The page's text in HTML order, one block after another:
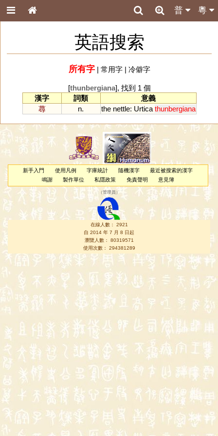
粵
普
英語搜索
所有字| 常用字| 冷僻字
[thunbergiana], 找到 1 個
漢字
詞類
意義
蕁
n. the nettle: Urtica thunbergiana
新手入門 使用凡例 字庫統計 隨機漢字
最近被搜索的漢字
鳴謝
製作單位 私隱政策 免責聲明 意見簿
（管理員 ）
在線人數： 2921
自 2014 年 7 月 8 日起
瀏覽人數： 80319571
使用次數： 294381289